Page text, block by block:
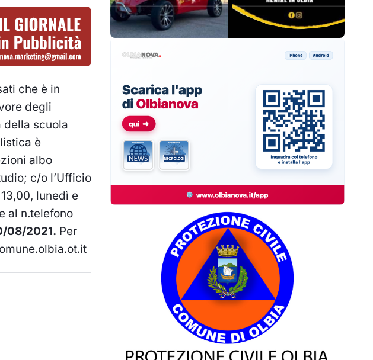
che è in
degli
della scuola
è
albo
c/o l’Ufficio
lunedì e
al n.telefono
08/2021. Per